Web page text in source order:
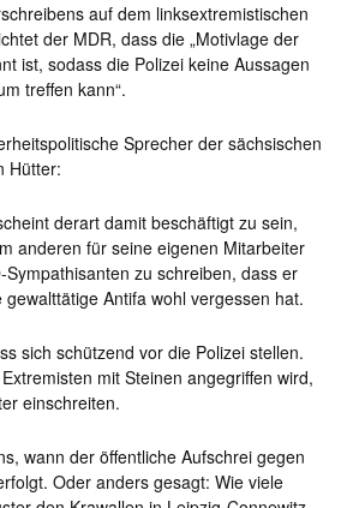
auf dem linksextremistischen
der MDR, dass die „Motivlage der
ist, sodass die Polizei keine Aussagen
treffen kann“.
Sprecher der sächsischen
Hütter:
derart damit beschäftigt zu sein,
anderen für seine eigenen Mitarbeiter
zu schreiben, dass er
Antifa wohl vergessen hat.
sich schützend vor die Polizei stellen.
mit Steinen angegriffen wird,
einschreiten.
wann der öffentliche Aufschrei gegen
Oder anders gesagt: Wie viele